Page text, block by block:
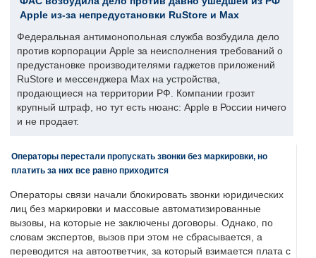
Apple из-за непредустановки RuStore и Max
Федеральная антимонопольная служба возбудила дело
против корпорации Apple за неисполнения требований о
предустановке производителями гаджетов приложений
RuStore и мессенджера Max на устройства,
продающиеся на территории РФ. Компании грозит
крупный штраф, но тут есть нюанс: Apple в России ничего
и не продает.
Операторы перестали пропускать звонки без маркировки, но
платить за них все равно приходится
Операторы связи начали блокировать звонки юридических
лиц без маркировки и массовые автоматизированные
вызовы, на которые не заключены договоры. Однако, по
словам экспертов, вызов при этом не сбрасывается, а
переводится на автоответчик, за который взимается плата с